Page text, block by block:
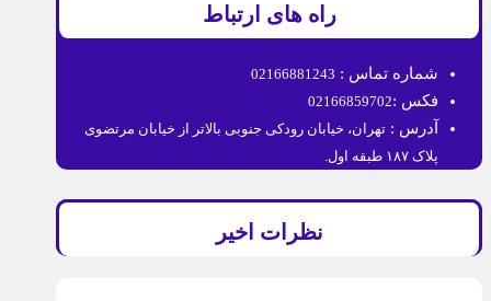
راه های ارتباط
شماره تماس : 02166881243
فکس :02166859702
آدرس : تهران، خیابان رودکی جنوبی بالاتر از خیابان مرتضوی
پلاک ۱۸۷ طبقه اول.
نظرات اخیر